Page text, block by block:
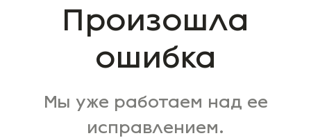
Произошла
ошибка
Мы уже работаем над ее
исправлением.